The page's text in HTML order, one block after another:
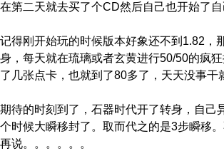
在第二天就去买了个CD然后自己也开始了自
记得刚开始玩的时候版本好象还不到1.82，
身，每天就在琉璃或者玄黄进行50/50的疯
了几张点卡，也就到了80多了，天天没事干
期待的时刻到了，石器时代开了转身，自己
个时候大瞬移封了。取而代之的是3步瞬移
再说。。。。。。